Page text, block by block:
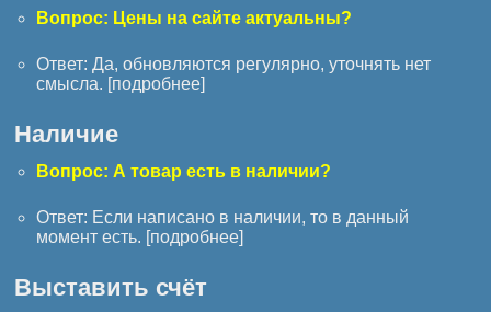
Вопрос: Цены на сайте актуальны?
Ответ: Да, обновляются регулярно, уточнять нет
смысла. [ подробнее
Наличие
Вопрос: А товар есть в наличии?
Ответ: Если написано в наличии, то в данный
момент есть. [подробнее]
Выставить счёт